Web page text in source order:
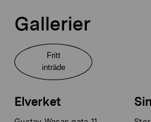
Gallerier
Fritt
inträde
Elverket